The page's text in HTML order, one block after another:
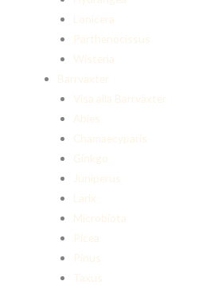
Lonicera
Parthenocissus
Wisteria
Barrväxter
Visa alla Barrväxter
Abies
Chamaecyparis
Ginkgo
Juniperus
Larix
Microbiota
Picea
Pinus
Taxus